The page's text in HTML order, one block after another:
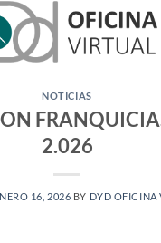
NOTICIAS
2.026
16, 2026 BY DYD OFICINA